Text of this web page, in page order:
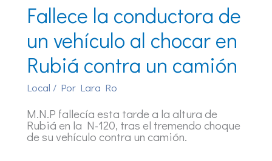
Fallece la conductora de
un vehículo al chocar en
Rubiá contra un camión
Local / Por Lara Ro
M.N.P fallecía esta tarde a la altura de
Rubiá en la N-120, tras el tremendo choque
de su vehículo contra un camión.